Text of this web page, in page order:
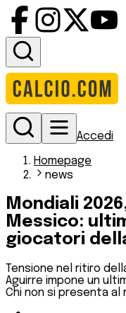
Accedi
Homepage
news
Mondiali
Messico:
giocatori
Tensione nel ritiro
Aguirre impone un
Chi non si presenta al